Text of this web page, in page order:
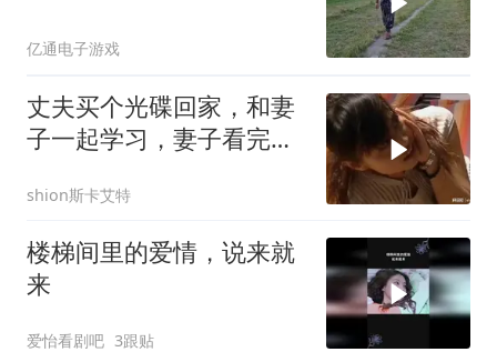
亿通电子游戏
丈夫买个光碟回家，和妻
子一起学习，妻子看完反
shion斯卡艾特
楼梯间里的爱情，说来就
来
爱怡看剧吧 3跟贴